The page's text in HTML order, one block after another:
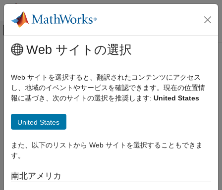
コンテンツへスキップ
オフキャンバス ナビゲーション メ
ドキュメンテーションのホーム
Simulink Coder
コード生成
データおよび関数のインターフェイス
setState
項目一覧
説明
メインコンテンツ
setState
コードとキャリブレーション ファイル (a2l) の生成用のブロック
状態の設定
ページ内をすべて折りたたむ
構文
setState(myCodeMappingObj,block,Name,Value)
説明
Web サイトの選択
Web サイトを選択すると、翻訳されたコンテンツにアクセス
し、地域のイベントやサービスを確認できます。現在の位置情
報に基づき、次のサイトの選択を推奨します: United States
United States
また、以下のリストから Web サイトを選択することもできま
す。
南北アメリカ